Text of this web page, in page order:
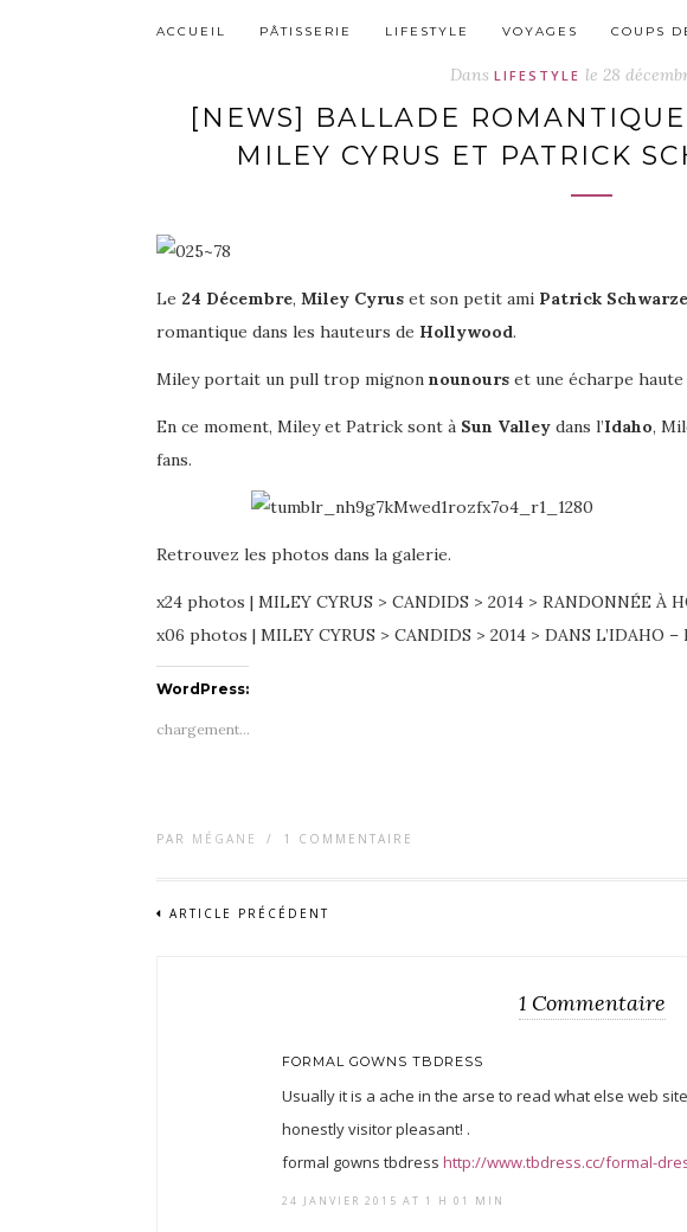
ACCUEIL PÂTISSERIE LIFESTYLE VOYAGES COUPS
Dans LIFESTYLE le 28
[NEWS] BALLADE
MILEY CYRUS ET PATRICK
Le 24 Décembre, Miley Cyrus et son petit ami Patrick
romantique dans les hauteurs de Hollywood.
Miley portait un pull trop mignon nounours et une écharpe
En ce moment, Miley et Patrick sont à Sun Valley dans l’Idaho,
fans.
Retrouvez les photos dans la galerie.
x24 photos | MILEY CYRUS > CANDIDS > 2014 > RANDONNÉE À
x06 photos | MILEY CYRUS > CANDIDS > 2014 > DANS L’IDAHO –
WordPress:
chargement…
PAR MÉGANE / 1 COMMENTAIRE
ARTICLE PRÉCÉDENT
1 Commentaire
FORMAL GOWNS TBDRESS
Usually it is a ache in the arse to read what else web
honestly visitor pleasant! .
formal gowns tbdress http://www.tbdress.cc/formal-
24 JANVIER 2015 AT 1 H 01 MIN